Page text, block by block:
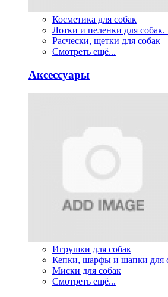
Косметика для собак
Лотки и пеленки для собак.
Расчески, щетки для собак
Смотреть ещё...
Аксессуары
Игрушки для собак
Кепки, шарфы и шапки для
Миски для собак
Смотреть ещё...